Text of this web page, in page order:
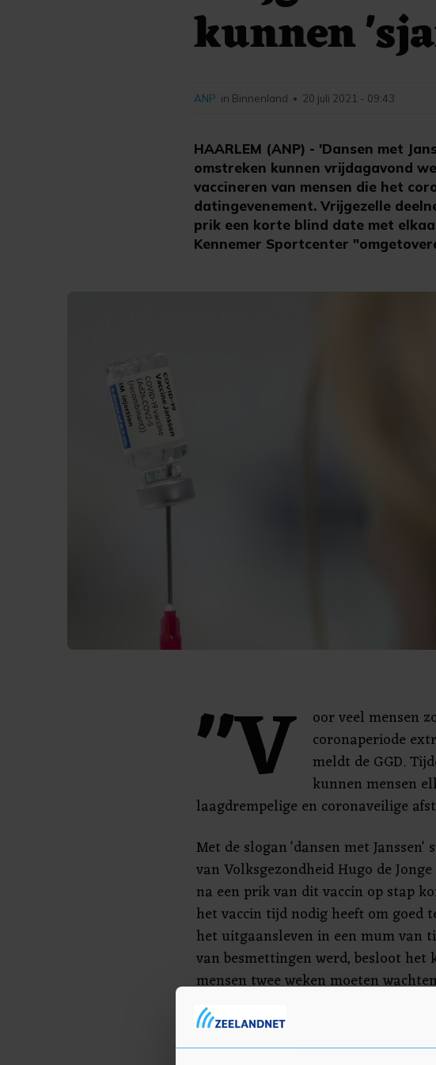
kunnen
HAARLEM (ANP) - 'Dansen met
omstreken kunnen vrijdagavond
vaccineren van mensen die het
datingevenement. Vrijgezelle
prik een korte blind date met
Kennemer Sportcenter
ANP in Binnenland • 20 juli 2021 - 09:43
"V
oor veel mensen
coronaperiode
meldt de GGD.
kunnen mensen
laagdrempelige en coronaveilige
Met de slogan 'dansen met
van Volksgezondheid Hugo de
na een prik van dit vaccin op stap
het vaccin tijd nodig heeft om goed
het uitgaansleven in een mum van
van besmettingen werd, besloot het
mensen twee weken moeten
vaccinatiebewijs krijgen dat toegang
bijvoorbeeld evenementen waarop
van elkaar houden. Die gaan de